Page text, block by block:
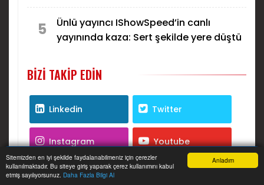
Anladım
Sitemizden en iyi şekilde faydalanabilmeniz için çerezler
kullanılmaktadır. Bu siteye giriş yaparak çerez kullanımını kabul
etmiş sayılıyorsunuz. Daha Fazla Bilgi Al
5
Ünlü yayıncı IShowSpeed’in canlı
yayınında kaza: Sert şekilde yere düştü
BIZI TAKIP EDIN
Linkedin Twitter
Instagram Youtube
RSS
Anasayfa Yazarlar Haber Ara İhbar Hattı Menu